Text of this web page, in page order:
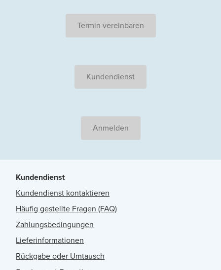
Termin vereinbaren
Kundendienst
Anmelden
Kundendienst
Kundendienst kontaktieren
Häufig gestellte Fragen (FAQ)
Zahlungsbedingungen
Lieferinformationen
Rückgabe oder Umtausch